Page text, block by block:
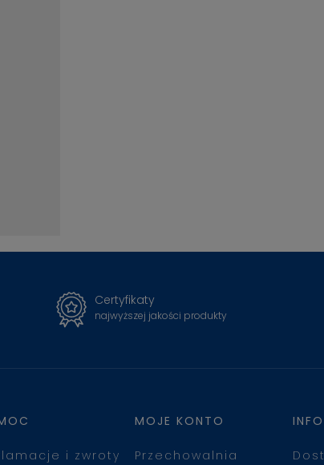
Certyfikaty
najwyższej jakości produkty
i zwroty
MOJE KONTO
Przechowalnia